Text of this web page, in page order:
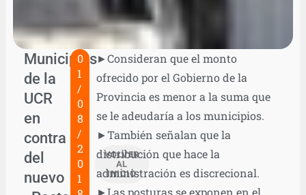
Municipios
de la
UCR
en
contra
del
nuevo
0
1
/
0
8
/
2
0
1
VOLVER
AL
INICIO
►Consideran que el monto
ofrecido por el Gobierno de la
Provincia es menor a la suma que
se le adeudaría a los municipios.
►También señalan que la
distribución que hace la
administración es discrecional.
►Las posturas se exponen en el